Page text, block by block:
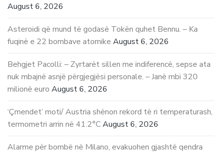
August 6, 2026
Asteroidi që mund të godasë Tokën quhet Bennu. – Ka
fuqinë e 22 bombave atomike August 6, 2026
Behgjet Pacolli: – Zyrtarët sillen me indiferencë, sepse ata
nuk mbajnë asnjë përgjegjësi personale. – Janë mbi 320
milionë euro August 6, 2026
‘Çmendet’ moti/ Austria shënon rekord të ri temperaturash,
termometri arrin në 41.2°CAugust 6, 2026
Alarme për bombë në Milano, evakuohen gjashtë qendra